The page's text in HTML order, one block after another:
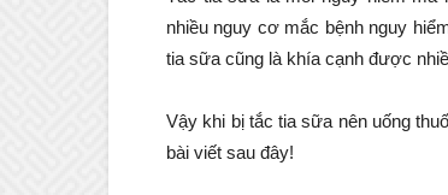
nhiều nguy cơ mắc bệnh nguy
tia sữa cũng là khía cạnh được
Vậy khi bị tắc tia sữa nên uống
bài viết sau đây!